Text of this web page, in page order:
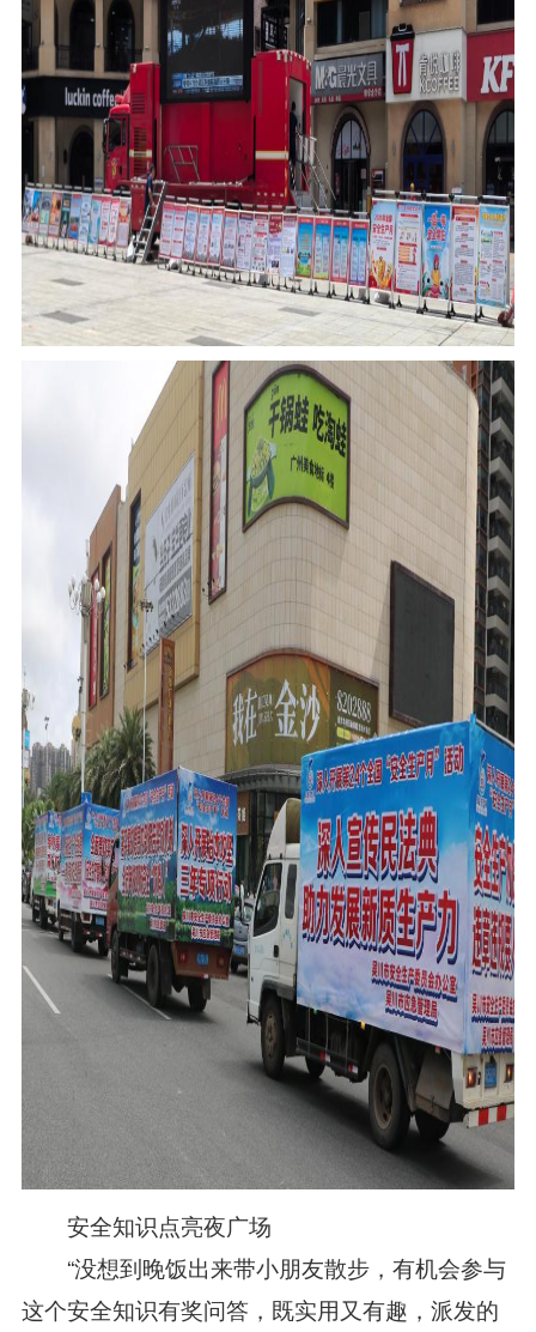
安全知识点亮夜广场
“没想到晚饭出来带小朋友散步，有机会参与
这个安全知识有奖问答，既实用又有趣，派发的